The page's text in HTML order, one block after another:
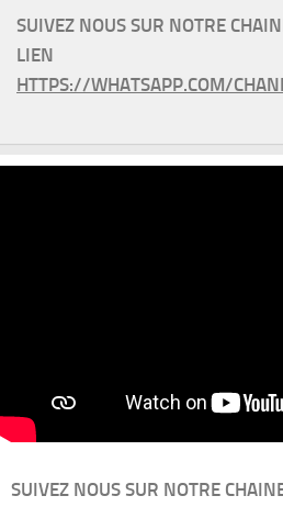
SUIVEZ NOUS SUR NOTRE
LIEN
HTTPS://WHATSAPP.COM/
SUIVEZ NOUS SUR NOTRE